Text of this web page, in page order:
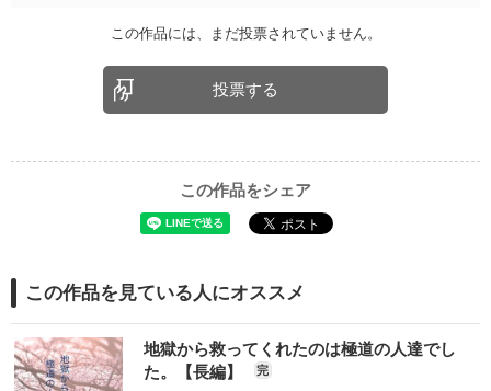
この作品には、まだ投票されていません。
投票する
この作品をシェア
この作品を見ている人にオススメ
地獄から救ってくれたのは極道の人達でし
た。【長編】
完